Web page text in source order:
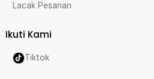
Lacak Pesanan
Ikuti Kami
Tiktok